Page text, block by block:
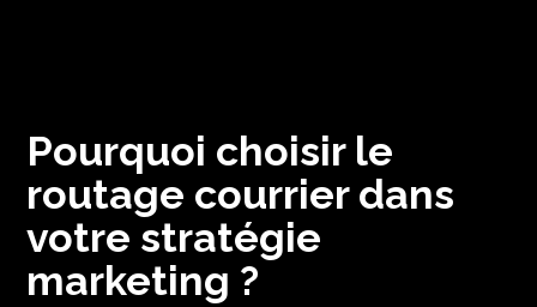
Pourquoi choisir le
routage courrier dans
votre stratégie
marketing ?